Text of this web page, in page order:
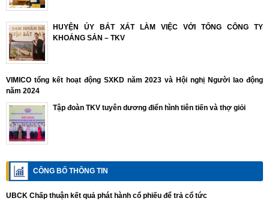
HUYỆN ỦY BÁT XÁT LÀM VIỆC VỚI TỔNG CÔNG TY
KHOÁNG SẢN – TKV
VIMICO tổng kết hoạt động SXKD năm 2023 và Hội nghị Người lao động
năm 2024
Tập đoàn TKV tuyên dương điển hình tiên tiến và thợ giỏi
CÔNG BỐ THÔNG TIN
UBCK Chấp thuận kết quả phát hành cổ phiếu để trả cổ tức